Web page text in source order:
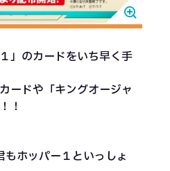
」のカードをいち早く手
ードや「キングオージャ
！
ホッパー１といっしょ